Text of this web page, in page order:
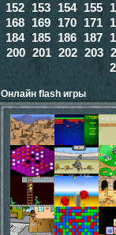
152 153 154 155
168 169 170 171
184 185 186 187
200 201 202 203
Онлайн flash игры